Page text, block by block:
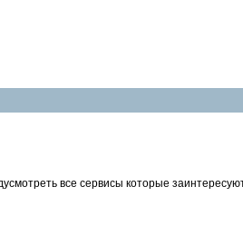
все сервисы которые